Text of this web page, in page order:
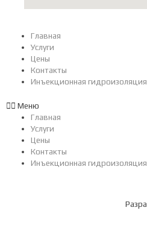
Главная
Услуги
Цены
Контакты
Инъекционная гидроизоляция
Меню
Главная
Услуги
Цены
Контакты
Инъекционная гидроизоляция